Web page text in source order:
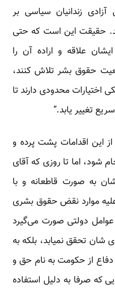
زندانیان سیاسی بر
حقیقت این است که حتی
علاقه و اراده آن را
حقوق بشر تلاش کنند،
اختیارات محدودی دارند تا
تغییر یابد.”
این اقدامات پشت پرده و
شود، اما تا روزی که آقای
به صورت قاطعانه و با
موارد نقض حقوق بشری
دولتی صورت می‌گیرد
شان تحقق نمیابد، بلکه به
از حکومت به نام حق و
که صرفا به دلیل استفاده